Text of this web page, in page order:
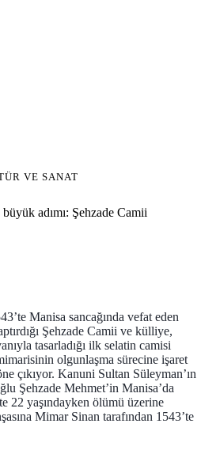
VE SANAT
adımı: Şehzade Camii
Manisa sancağında vefat eden
Şehzade Camii ve külliye,
tasarladığı ilk selatin camisi
olgunlaşma sürecine işaret
çıkıyor. Kanuni Sultan Süleyman’ın
Şehzade Mehmet’in Manisa’da
22 yaşındayken ölümü üzerine
Mimar Sinan tarafından 1543’te